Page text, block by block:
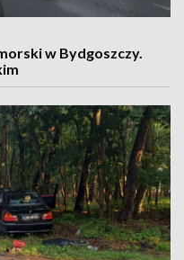
w Bydgoszczy.